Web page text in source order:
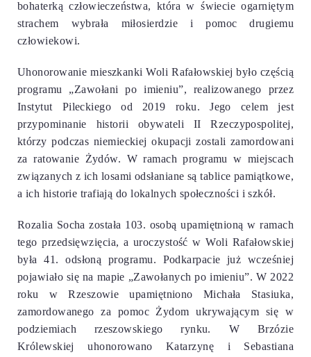
bohaterką człowieczeństwa, która w świecie ogarniętym
strachem wybrała miłosierdzie i pomoc drugiemu
człowiekowi.
Uhonorowanie mieszkanki Woli Rafałowskiej było częścią
programu „Zawołani po imieniu”, realizowanego przez
Instytut Pileckiego od 2019 roku. Jego celem jest
przypominanie historii obywateli II Rzeczypospolitej,
którzy podczas niemieckiej okupacji zostali zamordowani
za ratowanie Żydów. W ramach programu w miejscach
związanych z ich losami odsłaniane są tablice pamiątkowe,
a ich historie trafiają do lokalnych społeczności i szkół.
Rozalia Socha została 103. osobą upamiętnioną w ramach
tego przedsięwzięcia, a uroczystość w Woli Rafałowskiej
była 41. odsłoną programu. Podkarpacie już wcześniej
pojawiało się na mapie „Zawołanych po imieniu”. W 2022
roku w Rzeszowie upamiętniono Michała Stasiuka,
zamordowanego za pomoc Żydom ukrywającym się w
podziemiach rzeszowskiego rynku. W Brzózie
Królewskiej uhonorowano Katarzynę i Sebastiana